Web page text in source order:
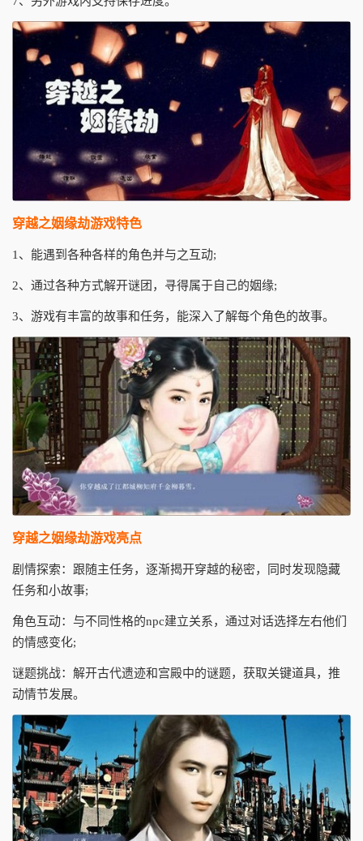
穿越之姻缘劫游戏特色
1、能遇到各种各样的角色并与之互动;
2、通过各种方式解开谜团，寻得属于自己的姻缘;
3、游戏有丰富的故事和任务，能深入了解每个角色的故事。
穿越之姻缘劫游戏亮点
剧情探索：跟随主任务，逐渐揭开穿越的秘密，同时发现隐藏
任务和小故事;
角色互动：与不同性格的npc建立关系，通过对话选择左右他们
的情感变化;
谜题挑战：解开古代遗迹和宫殿中的谜题，获取关键道具，推
动情节发展。